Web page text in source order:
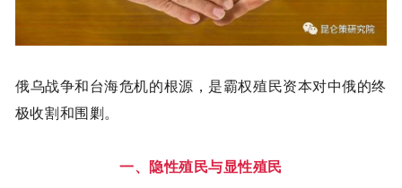
俄乌战争和台海危机的根源，是霸权殖民资本对中俄的终
极收割和围剿。
一、隐性殖民与显性殖民